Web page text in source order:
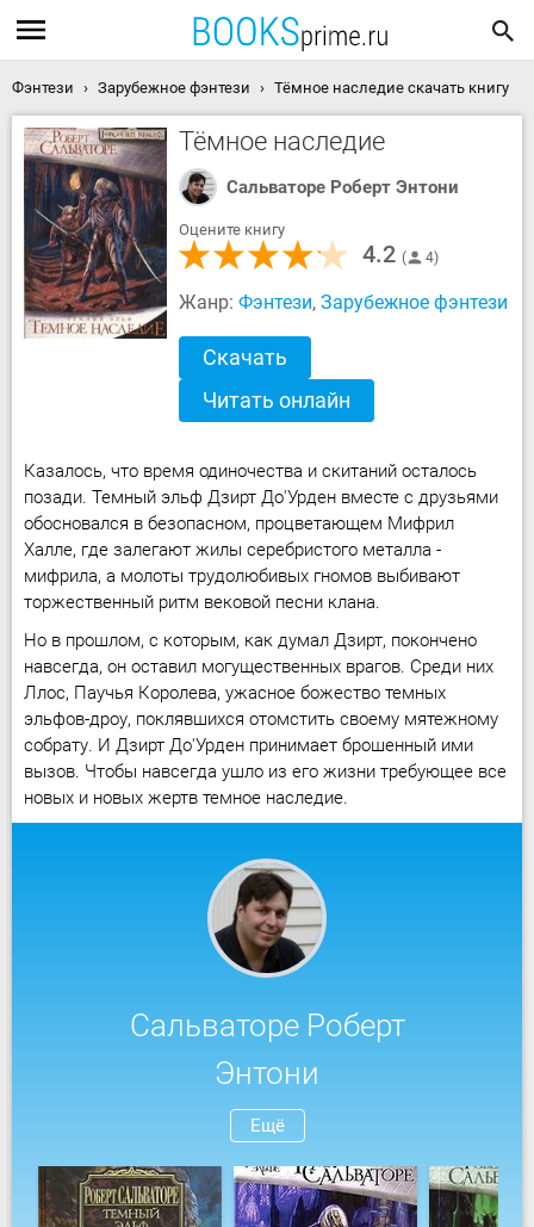
Фэнтези Зарубежное фэнтези Тёмное наследие скачать книгу
Тёмное наследие
Сальваторе Роберт Энтони
Оцените книгу
4.2 4
Жанр: Фэнтези, Зарубежное фэнтези
Скачать
Читать онлайн
Казалось, что время одиночества и скитаний осталось
позади. Темный эльф Дзирт До'Урден вместе с друзьями
обосновался в безопасном, процветающем Мифрил
Халле, где залегают жилы серебристого металла -
мифрила, а молоты трудолюбивых гномов выбивают
торжественный ритм вековой песни клана.
Но в прошлом, с которым, как думал Дзирт, покончено
навсегда, он оставил могущественных врагов. Среди них
Ллос, Паучья Королева, ужасное божество темных
эльфов-дроу, поклявшихся отомстить своему мятежному
собрату. И Дзирт До'Урден принимает брошенный ими
вызов. Чтобы навсегда ушло из его жизни требующее все
новых и новых жертв темное наследие.
Сальваторе Роберт
Энтони
Ещё